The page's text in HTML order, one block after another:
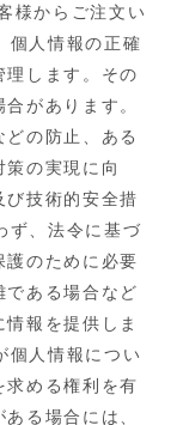
様からご注文い
個人情報の正確
します。その
があります。
の防止、ある
の実現に向
び技術的安全措
ず、法令に基づ
護のために必要
である場合など
報を提供しま
個人情報につい
求める権利を有
る場合には、